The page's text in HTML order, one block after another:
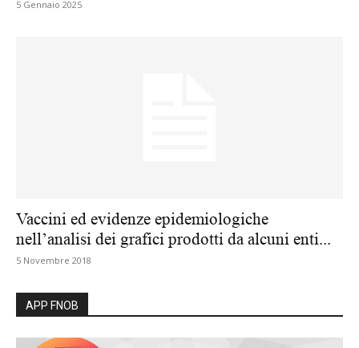
5 Gennaio 2025
Vaccini ed evidenze epidemiologiche
nell’analisi dei grafici prodotti da alcuni enti...
5 Novembre 2018
APP FNOB